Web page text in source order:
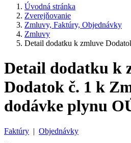
Úvodná stránka
Zverejňovanie
Zmluvy, Faktúry, Objednávky
Zmluvy
Detail dodatku k zmluve
Detail dodatku k
Dodatok č. 1 k
dodávke plynu
Faktúry | Objednávky